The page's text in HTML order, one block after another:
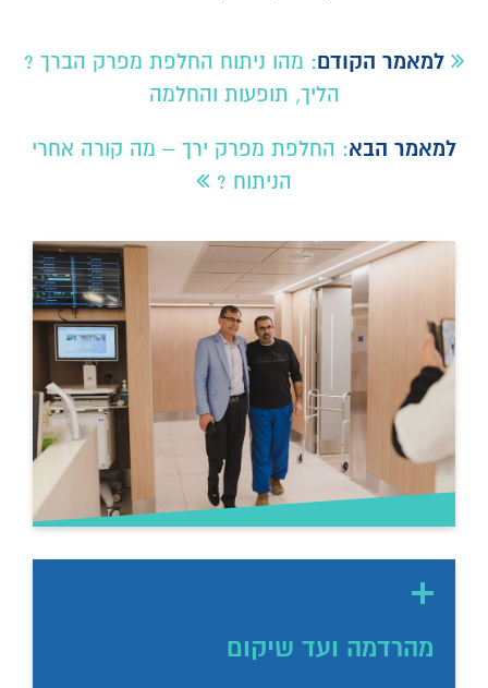
למאמר הקודם: מהו ניתוח החלפת מפרק הברך ?
הליך, תופעות והחלמה
למאמר הבא: החלפת מפרק ירך – מה קורה אחרי
הניתוח ?
מהרדמה ועד שיקום